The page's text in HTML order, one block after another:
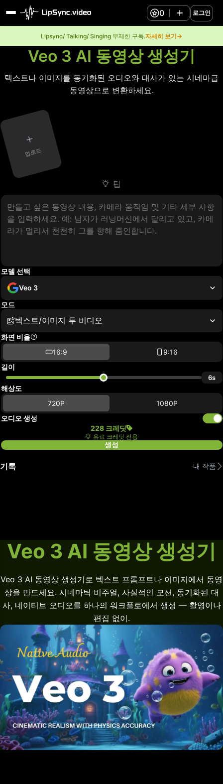
Lipsync/ Talking/ Singing 무제한 구독.자세히 보기→
0 로그인
Veo 3 AI 동영상 생성기
텍스트나 이미지를 동기화된 오디오와 대사가 있는 시네마급
동영상으로 변환하세요.
+
업로드
팁
모델 선택
Veo 3
모드
텍스트/이미지 투 비디오
화면 비율
16:9
9:16
길이
6s
해상도
720P
1080P
오디오 생성
228 크레딧
유료 크레딧 전용
생성
기록 내 작품
Veo 3 AI 동영상 생성기
Veo 3 AI 동영상 생성기로 텍스트 프롬프트나 이미지에서 동영
상을 만드세요. 시네마틱 비주얼, 사실적인 모션, 동기화된 대
사, 네이티브 오디오를 하나의 워크플로에서 생성 — 촬영이나
편집 없이.